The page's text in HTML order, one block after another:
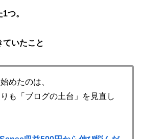
つ。
ていたこと
めたのは、
りも「ブログの土台」を見直し